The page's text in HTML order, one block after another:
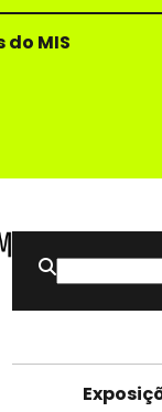
MIS
Buscar
por: